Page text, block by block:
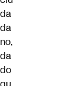
da
da
no,
da
do